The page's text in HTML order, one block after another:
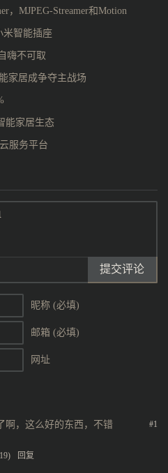
，MJPEG-Streamer和Motion
米智能插座
嗨不可取
家居成争夺主战场
能家居生态
服务平台
提交评论
昵称 (必填)
邮箱 (必填)
网址
#1
啊，这么好的东西，不错
回复